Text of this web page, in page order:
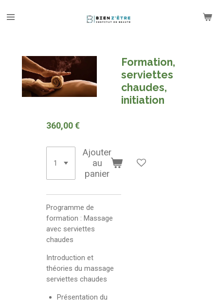
au
Formation,
serviettes
chaudes,
initiation
360,00 €
Ajouter
au
panier
Programme de
formation : Massage
avec serviettes
chaudes
Introduction et
théories du massage
serviettes chaudes
Présentation du